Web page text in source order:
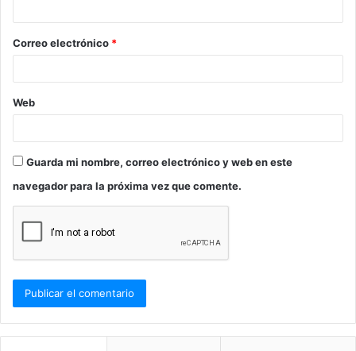
*
Correo electrónico *
Web
Guarda mi nombre, correo electrónico y web en este
navegador para la próxima vez que comente.